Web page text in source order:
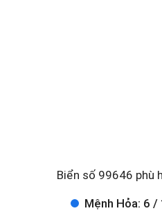
Biển số 99646 phù
Mệnh Hỏa: 6